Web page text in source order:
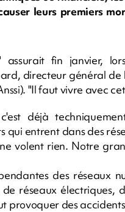
leurs premiers
fin janvier,
directeur général
"Il faut vivre avec
déjà
qui entrent dans des
volent rien. Notre
des réseaux
réseaux électriques,
des